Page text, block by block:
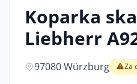
Koparka
Liebherr
97080 Würzburg Za